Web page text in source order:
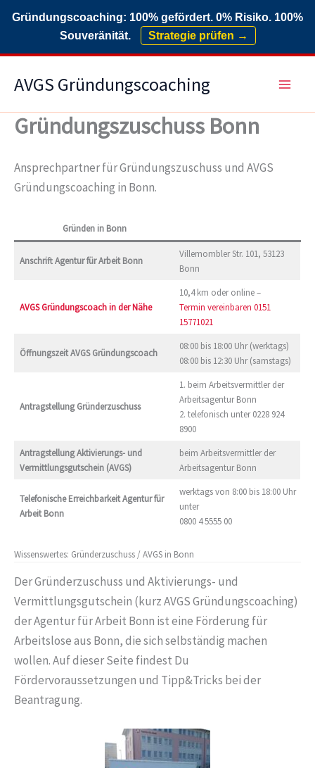
Gründungscoaching: 100% gefördert. 0% Risiko. 100%
Souveränität.
Strategie prüfen →
InhaltAVGS Gründungscoaching
Gründungszuschuss Bonn
Ansprechpartner für Gründungszuschuss und AVGS
Gründungscoaching in Bonn.
Gründen in Bonn
Anschrift Agentur für Arbeit Bonn
Villemombler Str. 101, 53123
Bonn
AVGS Gründungscoach in der Nähe
10,4 km oder online –
Termin vereinbaren 0151
15771021
Öffnungszeit AVGS Gründungscoach
08:00 bis 18:00 Uhr (werktags)
08:00 bis 12:30 Uhr (samstags)
Antragstellung Gründerzuschuss
1. beim Arbeitsvermittler der
Arbeitsagentur Bonn
2. telefonisch unter 0228 924
8900
Antragstellung Aktivierungs- und
Vermittlungsgutschein (AVGS)
beim Arbeitsvermittler der
Arbeitsagentur Bonn
Telefonische Erreichbarkeit Agentur für
Arbeit Bonn
werktags von 8:00 bis 18:00 Uhr
unter
0800 4 5555 00
Wissenswertes: Gründerzuschuss / AVGS in Bonn
Der Gründerzuschuss und Aktivierungs- und
Vermittlungsgutschein (kurz AVGS Gründungscoaching)
der Agentur für Arbeit Bonn ist eine Förderung für
Arbeitslose aus Bonn, die sich selbständig machen
wollen. Auf dieser Seite findest Du
Fördervoraussetzungen und Tipp&Tricks bei der
Beantragung.